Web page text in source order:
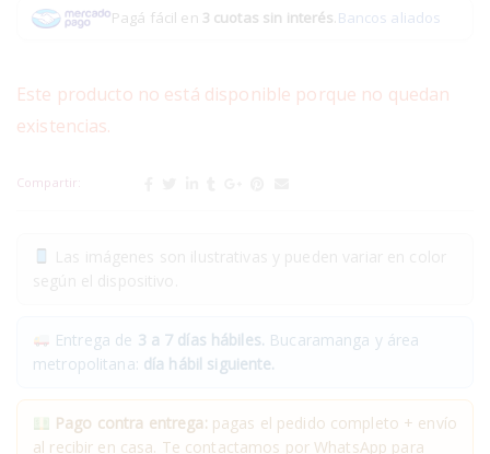
Pagá fácil en 3 cuotas sin interés.Bancos aliados
Este producto no está disponible porque no quedan
existencias.
Compartir:
Entrega de 3 a 7 días hábiles. Bucaramanga y área
metropolitana: día hábil siguiente.
Pago contra entrega: pagas el pedido completo + envío
al recibir en casa. Te contactamos por WhatsApp para